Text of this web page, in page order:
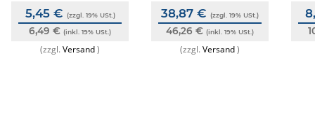
5,45 € (zzgl. 19% USt.)
6,49 € (inkl. 19% USt.)
(zzgl.Versand)
38,87 € (zzgl. 19% USt.)
46,26 € (inkl. 19% USt.)
(zzgl.Versand)